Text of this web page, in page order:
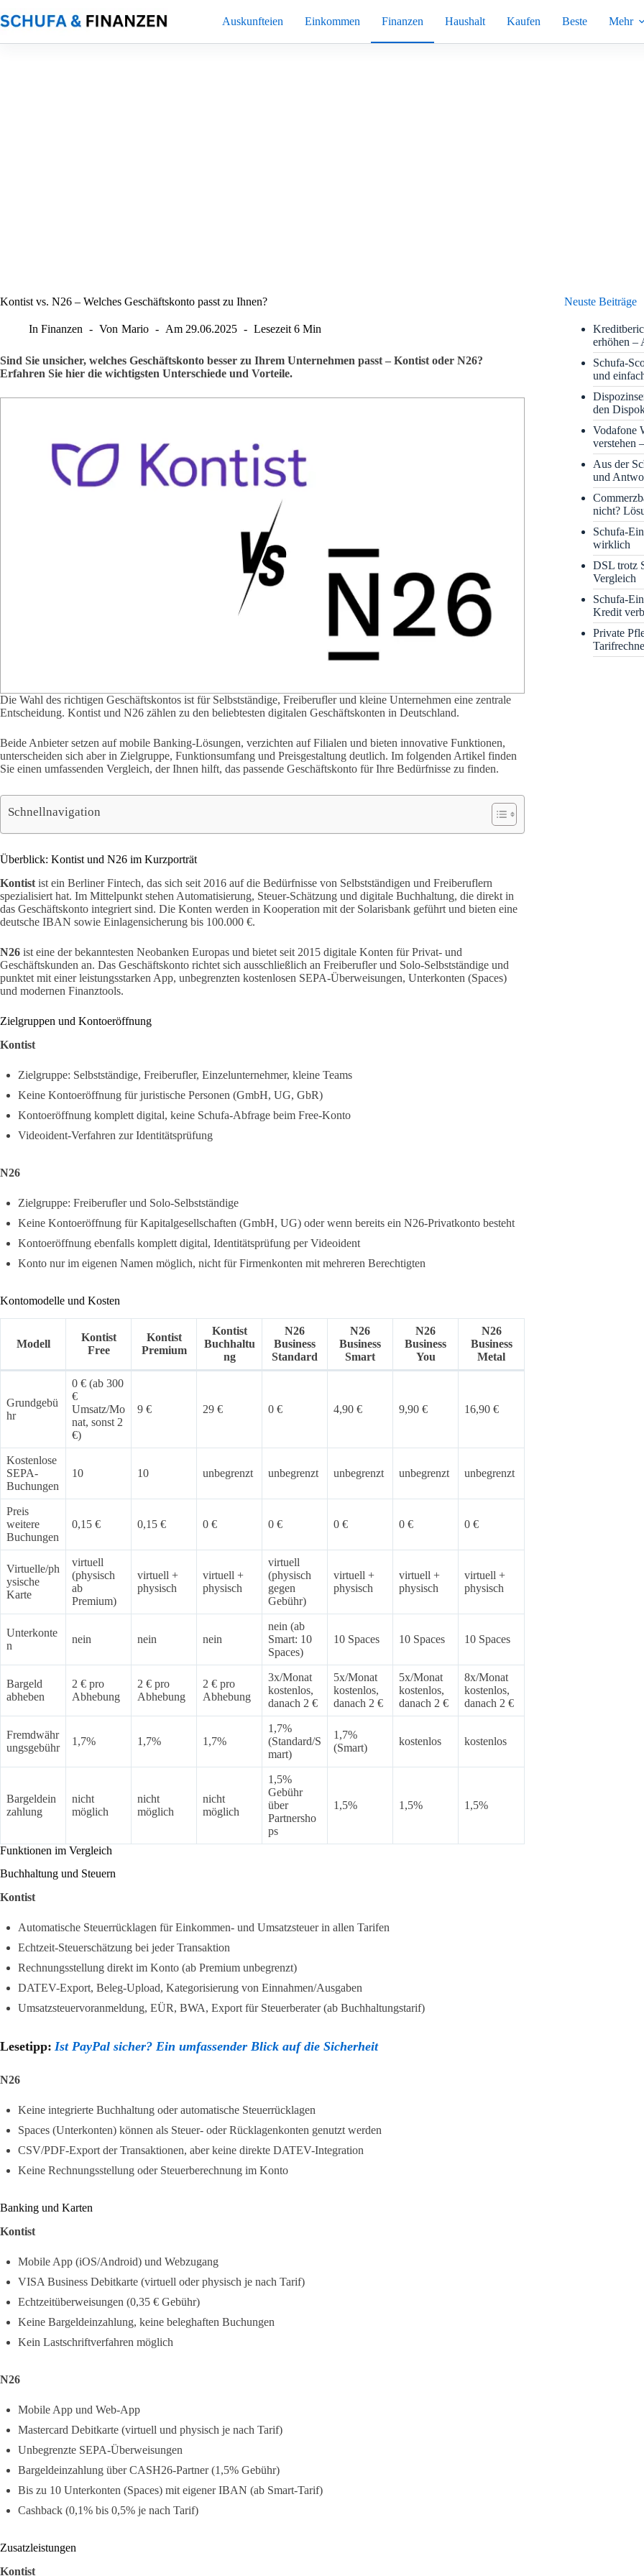
Inhalt
springen
Auskunfteien Einkommen Finanzen Haushalt Kaufen Beste Mehr
Kontist vs. N26 – Welches Geschäftskonto passt zu Ihnen?
In Finanzen Von Mario Am 29.06.2025 Lesezeit 6 Min
Sind Sie unsicher, welches Geschäftskonto besser zu Ihrem Unternehmen passt – Kontist oder N26?
Erfahren Sie hier die wichtigsten Unterschiede und Vorteile.
Die Wahl des richtigen Geschäftskontos ist für Selbstständige, Freiberufler und kleine Unternehmen eine zentrale
Entscheidung. Kontist und N26 zählen zu den beliebtesten digitalen Geschäftskonten in Deutschland.
Beide Anbieter setzen auf mobile Banking-Lösungen, verzichten auf Filialen und bieten innovative Funktionen,
unterscheiden sich aber in Zielgruppe, Funktionsumfang und Preisgestaltung deutlich. Im folgenden Artikel finden
Sie einen umfassenden Vergleich, der Ihnen hilft, das passende Geschäftskonto für Ihre Bedürfnisse zu finden.
Schnellnavigation
Überblick: Kontist und N26 im Kurzporträt
Kontist ist ein Berliner Fintech, das sich seit 2016 auf die Bedürfnisse von Selbstständigen und Freiberuflern
spezialisiert hat. Im Mittelpunkt stehen Automatisierung, Steuer-Schätzung und digitale Buchhaltung, die direkt in
das Geschäftskonto integriert sind. Die Konten werden in Kooperation mit der Solarisbank geführt und bieten eine
deutsche IBAN sowie Einlagensicherung bis 100.000 €.
N26 ist eine der bekanntesten Neobanken Europas und bietet seit 2015 digitale Konten für Privat- und
Geschäftskunden an. Das Geschäftskonto richtet sich ausschließlich an Freiberufler und Solo-Selbstständige und
punktet mit einer leistungsstarken App, unbegrenzten kostenlosen SEPA-Überweisungen, Unterkonten (Spaces)
und modernen Finanztools.
Zielgruppen und Kontoeröffnung
Kontist
Zielgruppe: Selbstständige, Freiberufler, Einzelunternehmer, kleine Teams
Keine Kontoeröffnung für juristische Personen (GmbH, UG, GbR)
Kontoeröffnung komplett digital, keine Schufa-Abfrage beim Free-Konto
Videoident-Verfahren zur Identitätsprüfung
N26
Zielgruppe: Freiberufler und Solo-Selbstständige
Keine Kontoeröffnung für Kapitalgesellschaften (GmbH, UG) oder wenn bereits ein N26-Privatkonto besteht
Kontoeröffnung ebenfalls komplett digital, Identitätsprüfung per Videoident
Konto nur im eigenen Namen möglich, nicht für Firmenkonten mit mehreren Berechtigten
Kontomodelle und Kosten
Modell
Kontist
Free
Kontist
Premium
Kontist
Buchhaltu
ng
N26
Business
Standard
N26
Business
Smart
N26
Business
You
N26
Business
Metal
Grundgebü
hr
0 € (ab 300
€
Umsatz/Mo
nat, sonst 2
€)
9 € 29 € 0 € 4,90 € 9,90 € 16,90 €
Kostenlose
SEPA-
Buchungen
10 10 unbegrenzt unbegrenzt unbegrenzt unbegrenzt unbegrenzt
Preis
weitere
Buchungen
0,15 € 0,15 € 0 € 0 € 0 € 0 € 0 €
Virtuelle/ph
ysische
Karte
virtuell
(physisch
ab
Premium)
virtuell +
physisch
virtuell +
physisch
virtuell
(physisch
gegen
Gebühr)
virtuell +
physisch
virtuell +
physisch
virtuell +
physisch
Unterkonte
n
nein nein nein
nein (ab
Smart: 10
Spaces)
10 Spaces 10 Spaces 10 Spaces
Bargeld
abheben
2 € pro
Abhebung
2 € pro
Abhebung
2 € pro
Abhebung
3x/Monat
kostenlos,
danach 2 €
5x/Monat
kostenlos,
danach 2 €
5x/Monat
kostenlos,
danach 2 €
8x/Monat
kostenlos,
danach 2 €
Fremdwähr
ungsgebühr
1,7% 1,7% 1,7%
1,7%
(Standard/S
mart)
1,7%
(Smart)
kostenlos kostenlos
Bargeldein
zahlung
nicht
möglich
nicht
möglich
nicht
möglich
1,5%
Gebühr
über
Partnersho
ps
1,5% 1,5% 1,5%
Funktionen im Vergleich
Buchhaltung und Steuern
Kontist
Automatische Steuerrücklagen für Einkommen- und Umsatzsteuer in allen Tarifen
Echtzeit-Steuerschätzung bei jeder Transaktion
Rechnungsstellung direkt im Konto (ab Premium unbegrenzt)
DATEV-Export, Beleg-Upload, Kategorisierung von Einnahmen/Ausgaben
Umsatzsteuervoranmeldung, EÜR, BWA, Export für Steuerberater (ab Buchhaltungstarif)
Lesetipp: Ist PayPal sicher? Ein umfassender Blick auf die Sicherheit
N26
Keine integrierte Buchhaltung oder automatische Steuerrücklagen
Spaces (Unterkonten) können als Steuer- oder Rücklagenkonten genutzt werden
CSV/PDF-Export der Transaktionen, aber keine direkte DATEV-Integration
Keine Rechnungsstellung oder Steuerberechnung im Konto
Banking und Karten
Kontist
Mobile App (iOS/Android) und Webzugang
VISA Business Debitkarte (virtuell oder physisch je nach Tarif)
Echtzeitüberweisungen (0,35 € Gebühr)
Keine Bargeldeinzahlung, keine beleghaften Buchungen
Kein Lastschriftverfahren möglich
N26
Mobile App und Web-App
Mastercard Debitkarte (virtuell und physisch je nach Tarif)
Unbegrenzte SEPA-Überweisungen
Bargeldeinzahlung über CASH26-Partner (1,5% Gebühr)
Bis zu 10 Unterkonten (Spaces) mit eigener IBAN (ab Smart-Tarif)
Cashback (0,1% bis 0,5% je nach Tarif)
Zusatzleistungen
Kontist
Neuste Beiträge
erhöhen –
Schufa-
und
den
Vodafone
verstehen
Aus der
und
nicht?
Schufa-
wirklich
DSL trotz
Vergleich
Schufa-
Kredit
Private